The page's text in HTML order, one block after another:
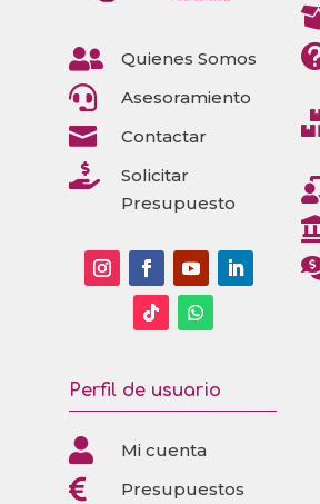
 Quienes Somos
 Asesoramiento
 Contactar

Solicitar
Presupuesto
Perfil de usuario
 Mi cuenta
 Presupuestos